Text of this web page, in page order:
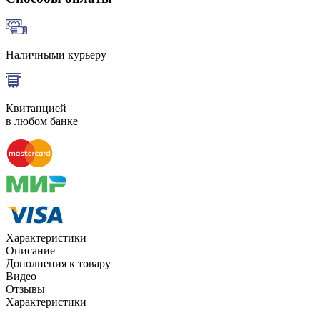
Наличными курьеру
Квитанцией
в любом банке
Характеристики
Описание
Дополнения к товару
Видео
Отзывы
Характеристики